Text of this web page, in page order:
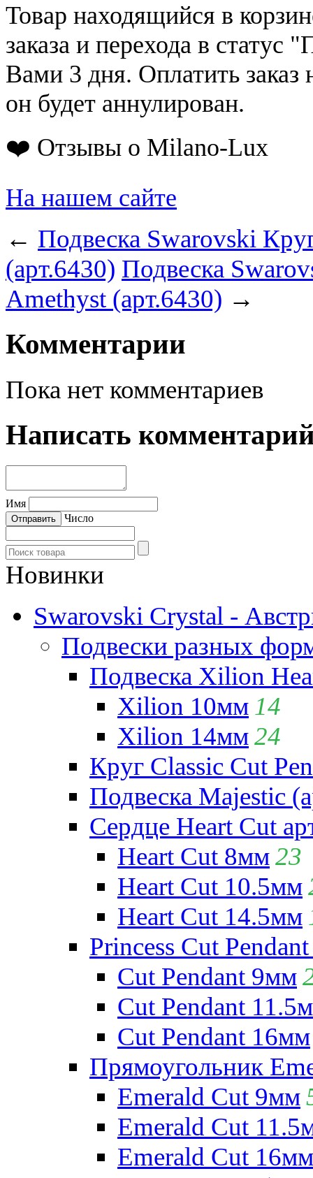
Товар находящийся в
заказа и перехода в статус
Вами 3 дня. Оплатить заказ
он будет аннулирован.
❤️ Отзывы о Milano-Lux
На нашем сайте
← Подвеска Swarovski
(арт.6430) Подвеска
Amethyst (арт.6430) →
Комментарии
Пока нет комментариев
Написать
Имя
Число
Новинки
Swarovski Crystal -
Подвески разных
Подвеска Xilion
Xilion 10мм 14
Xilion 14мм24
Круг Classic Cut
Подвеска Majestic
Сердце Heart Cut
Heart Cut 8мм23
Heart Cut 10.5мм
Heart Cut 14.5мм
Princess Cut
Cut Pendant 9мм
Cut Pendant
Cut Pendant 16мм
Прямоугольник
Emerald Cut 9мм
Emerald Cut
Emerald Cut 16мм